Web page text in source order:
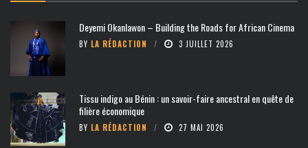
Deyemi Okanlawon – Building the Roads for African Cinema
BY LA RÉDACTION 3 JUILLET 2026
Tissu indigo au Bénin : un savoir-faire ancestral en quête de
filière économique
BY LA RÉDACTION 27 MAI 2026